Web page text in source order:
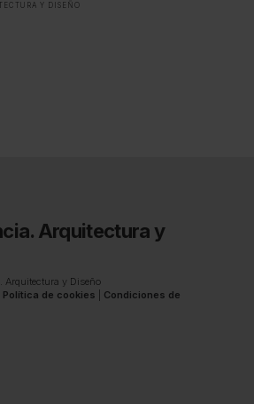
Y DISEÑO
Arquitectura y
y Diseño
Política de cookies
Condiciones de